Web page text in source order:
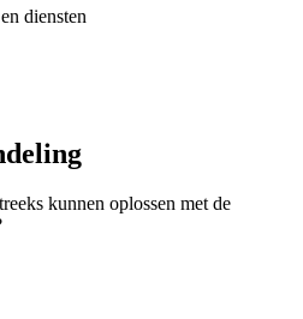
diensten
kunnen oplossen met de